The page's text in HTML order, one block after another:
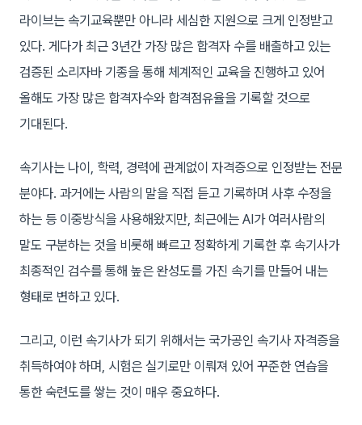
라이브는 속기교육뿐만 아니라 세심한 지원으로 크게 인정받고
있다. 게다가 최근 3년간 가장 많은 합격자 수를 배출하고 있는
검증된 소리자바 기종을 통해 체계적인 교육을 진행하고 있어
올해도 가장 많은 합격자수와 합격점유율을 기록할 것으로
기대된다.
속기사는 나이, 학력, 경력에 관계없이 자격증으로 인정받는 전문
분야다. 과거에는 사람의 말을 직접 듣고 기록하며 사후 수정을
하는 등 이중방식을 사용해왔지만, 최근에는 AI가 여러사람의
말도 구분하는 것을 비롯해 빠르고 정확하게 기록한 후 속기사가
최종적인 검수를 통해 높은 완성도를 가진 속기를 만들어 내는
형태로 변하고 있다.
그리고, 이런 속기사가 되기 위해서는 국가공인 속기사 자격증을
취득하여야 하며, 시험은 실기로만 이뤄져 있어 꾸준한 연습을
통한 숙련도를 쌓는 것이 매우 중요하다.